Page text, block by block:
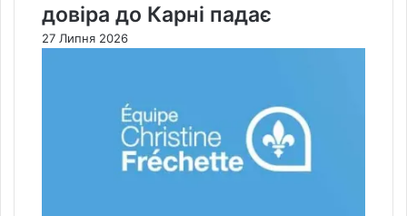
довіра до Карні падає
27 Липня 2026